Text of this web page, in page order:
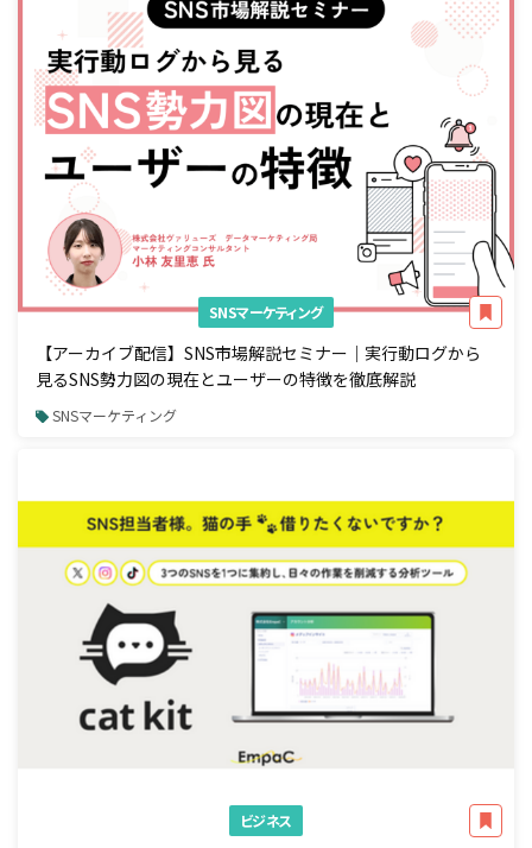
SNSマーケティング
【アーカイブ配信】SNS市場解説セミナー｜実行動ログから
見るSNS勢力図の現在とユーザーの特徴を徹底解説
SNSマーケティング
ビジネス